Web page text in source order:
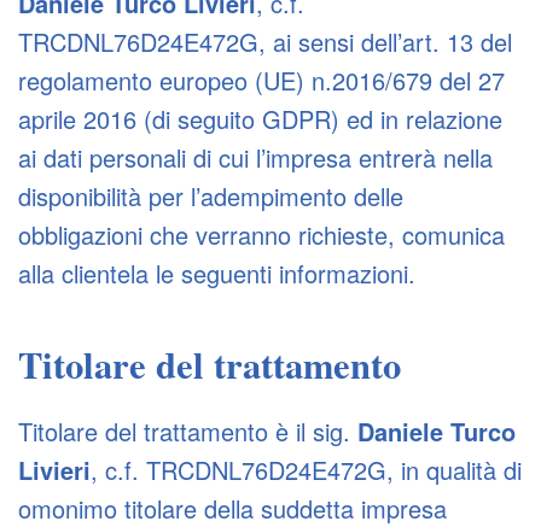
TRCDNL76D24E472G, ai sensi dell’art. 13 del
regolamento europeo (UE) n.2016/679 del 27
aprile 2016 (di seguito GDPR) ed in relazione
ai dati personali di cui l’impresa entrerà nella
disponibilità per l’adempimento delle
obbligazioni che verranno richieste, comunica
alla clientela le seguenti informazioni.
Titolare del trattamento
Titolare del trattamento è il sig. Daniele Turco
Livieri, c.f. TRCDNL76D24E472G, in qualità di
omonimo titolare della suddetta impresa